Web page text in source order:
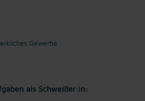
Gewerbe
als Schweißer:in: